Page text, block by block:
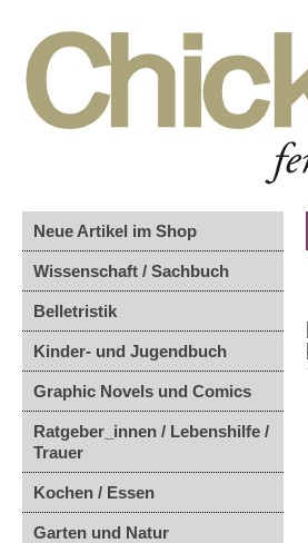
Neue Artikel im Shop
Wissenschaft / Sachbuch
Belletristik
Kinder- und Jugendbuch
Graphic Novels und Comics
Ratgeber_innen / Lebenshilfe /
Trauer
Kochen / Essen
Garten und Natur